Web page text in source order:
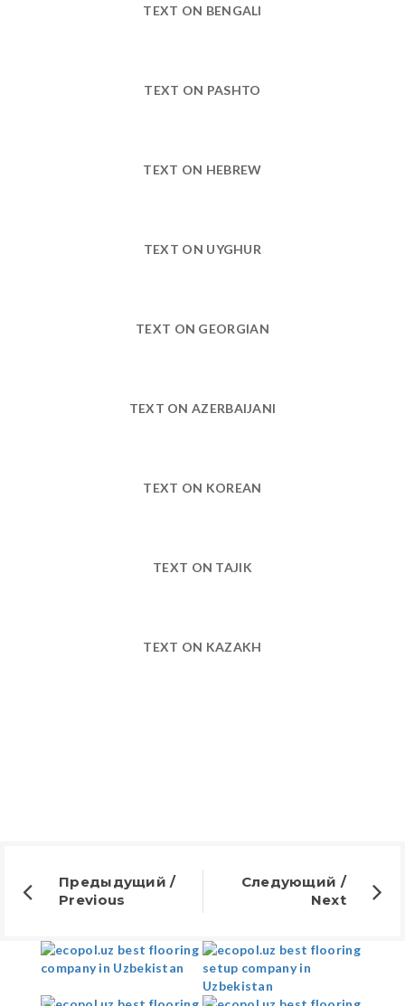
TEXT ON BENGALI
TEXT ON PASHTO
TEXT ON HEBREW
TEXT ON UYGHUR
TEXT ON GEORGIAN
TEXT ON AZERBAIJANI
TEXT ON KOREAN
TEXT ON TAJIK
TEXT ON KAZAKH
Предыдущий /
Previous
Следующий /
Next